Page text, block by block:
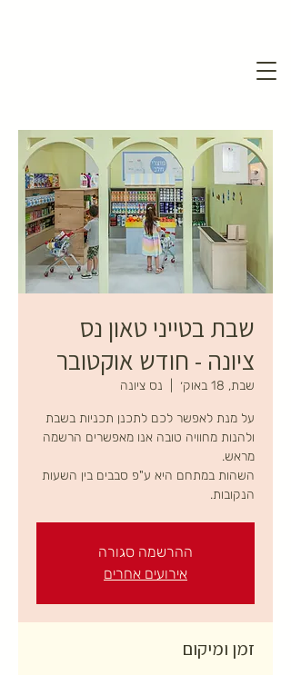
שבת בטייני טאון נס
ציונה - חודש אוקטובר
שבת, 18 באוק׳ נס ציונה
על מנת לאפשר לכם לתכנן תכניות בשבת
ולהנות מחוויה טובה אנו מאפשרים הרשמה
השהות במתחם היא ע"פ סבבים בין השעות
הנקובות.
ההרשמה סגורה
אירועים אחרים
זמן ומיקום